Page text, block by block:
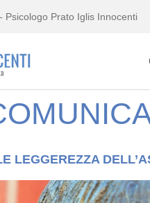
Psicologo Prato Iglis Innocenti
LEGGEREZZA